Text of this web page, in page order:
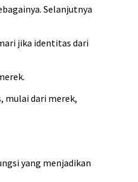
Selanjutnya
jika identitas dari
mulai dari merek,
yang menjadikan